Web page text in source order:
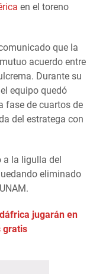
en el toreno
que la
acuerdo entre
Durante su
equipo quedó
fase de cuartos de
del estratega con
a la ligulla del
eliminado
jugarán en
gratis